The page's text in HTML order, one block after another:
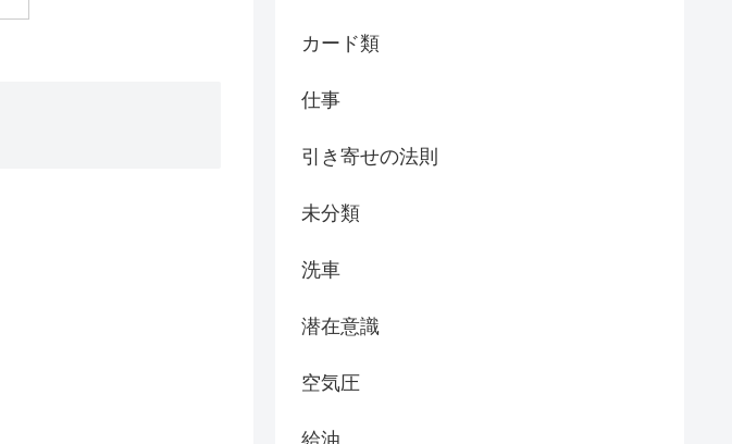
カード類
仕事
引き寄せの法則
未分類
洗車
潜在意識
空気圧